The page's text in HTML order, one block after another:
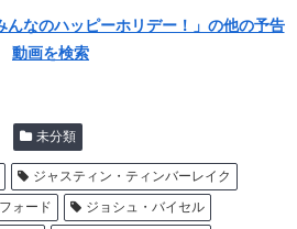
なのハッピーホリデー！」の他の予告
動画を検索
未分類
ジャスティン・ティンバーレイク
ォード
ジョシュ・バイセル